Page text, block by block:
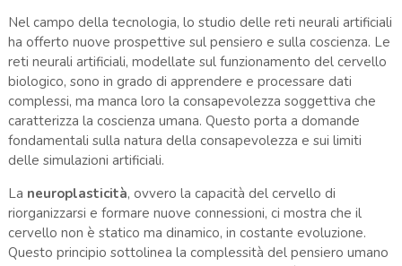
Nel campo della tecnologia, lo studio delle reti neurali artificiali
ha offerto nuove prospettive sul pensiero e sulla coscienza. Le
reti neurali artificiali, modellate sul funzionamento del cervello
biologico, sono in grado di apprendere e processare dati
complessi, ma manca loro la consapevolezza soggettiva che
caratterizza la coscienza umana. Questo porta a domande
fondamentali sulla natura della consapevolezza e sui limiti
delle simulazioni artificiali.
La neuroplasticità, ovvero la capacità del cervello di
riorganizzarsi e formare nuove connessioni, ci mostra che il
cervello non è statico ma dinamico, in costante evoluzione.
Questo principio sottolinea la complessità del pensiero umano